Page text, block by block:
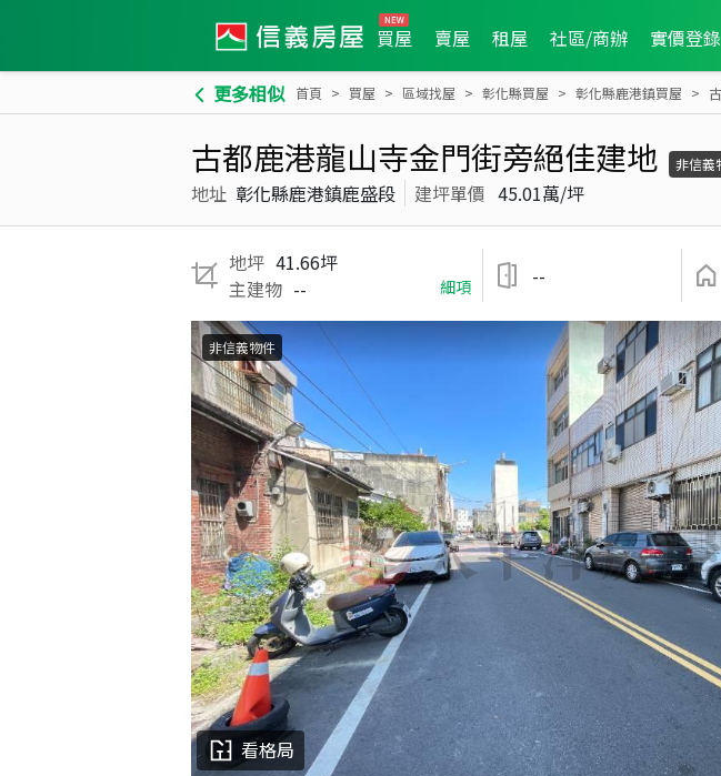
買屋 賣屋 租屋 社區/商辦 實價登錄
更多相似 首頁 買屋 區域找屋 彰化縣買屋 彰化縣鹿港鎮買屋
古都鹿港龍山寺金門街旁絕佳建地 非信義
地址 彰化縣鹿港鎮鹿盛段 建坪單價 45.01萬/坪
地坪 41.66坪
主建物 -- 細項 --
看格局
非信義物件